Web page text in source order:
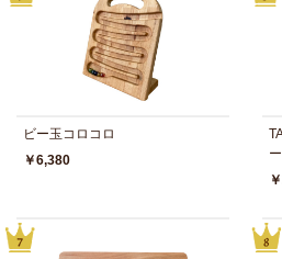
ビー玉コロコロ
￥6,380